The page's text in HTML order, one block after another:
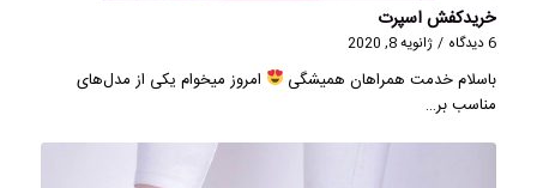
خریدکفش اسپرت
6 دیدگاه / ژانویه 8, 2020
باسلام خدمت همراهان همیشگی
امروز میخوام یکی از مدل‌های
مناسب بر…